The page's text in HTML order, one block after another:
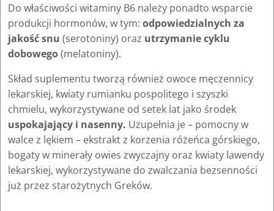
Do właściwości witaminy B6 należy ponadto wsparcie
produkcji hormonów, w tym: odpowiedzialnych za
jakość snu (serotoniny) oraz utrzymanie cyklu
dobowego(melatoniny).
Skład suplementu tworzą również owoce męczennicy
lekarskiej, kwiaty rumianku pospolitego i szyszki
chmielu, wykorzystywane od setek lat jako środek
uspokajający i nasenny. Uzupełnia je – pomocny w
walce z lękiem – ekstrakt z korzenia różeńca górskiego,
bogaty w minerały owies zwyczajny oraz kwiaty lawendy
lekarskiej, wykorzystywane do zwalczania bezsenności
już przez starożytnych Greków.